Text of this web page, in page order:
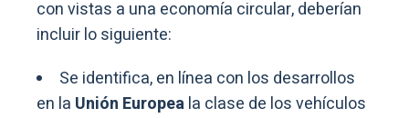
con vistas a una economía circular, deberían
incluir lo siguiente:
Se identifica, en línea con los desarrollos
en la Unión Europeala clase de los vehículos